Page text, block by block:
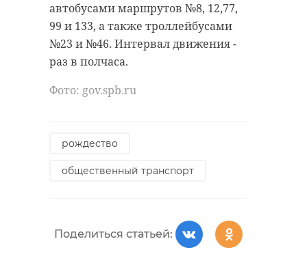
автобусами маршрутов №8, 12,77,
99 и 133, а также троллейбусами
№23 и №46. Интервал движения -
раз в полчаса.
Фото: gov.spb.ru
рождество
общественный транспорт
Поделиться статьей: